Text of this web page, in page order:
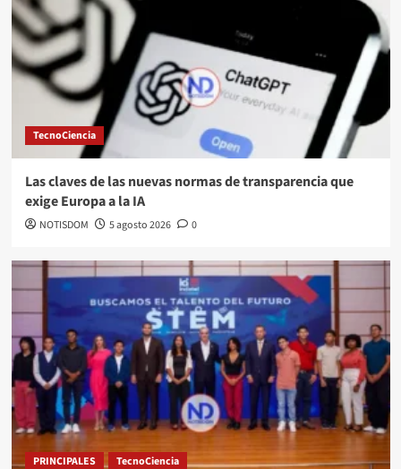
TecnoCiencia
Las claves de las nuevas normas de transparencia que
exige Europa a la IA
NOTISDOM 5 agosto 2026 0
PRINCIPALES TecnoCiencia